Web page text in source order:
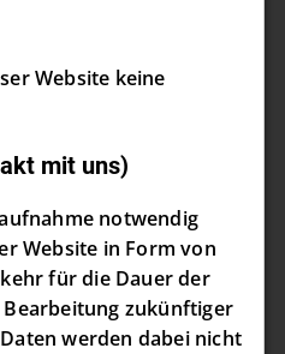
Website keine
mit uns)
notwendig
Website in Form von
für die Dauer der
zukünftiger
werden dabei nicht